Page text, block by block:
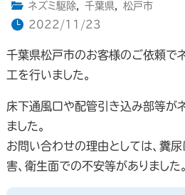
ネズミ駆除, 千葉県,
松戸市
2022/11/23
千葉県松戸市のお客様のご依頼で
工を行いました。
床下通風口や配管引き込み部等が
ました。
お問い合わせの理由としては、糞尿
害、衛生面での不安等がありました。